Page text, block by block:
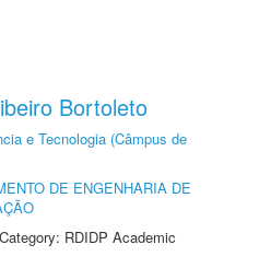
Bortoleto
e Tecnologia (Câmpus de
DE ENGENHARIA DE
RDIDP Academic